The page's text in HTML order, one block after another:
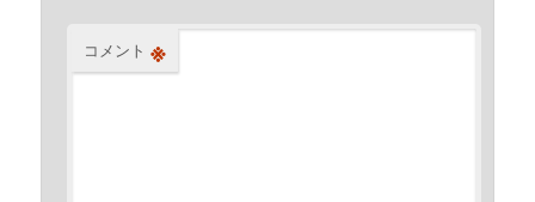
コメント ※